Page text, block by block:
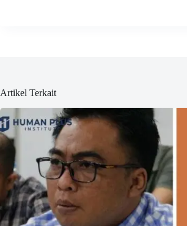
Artikel Terkait